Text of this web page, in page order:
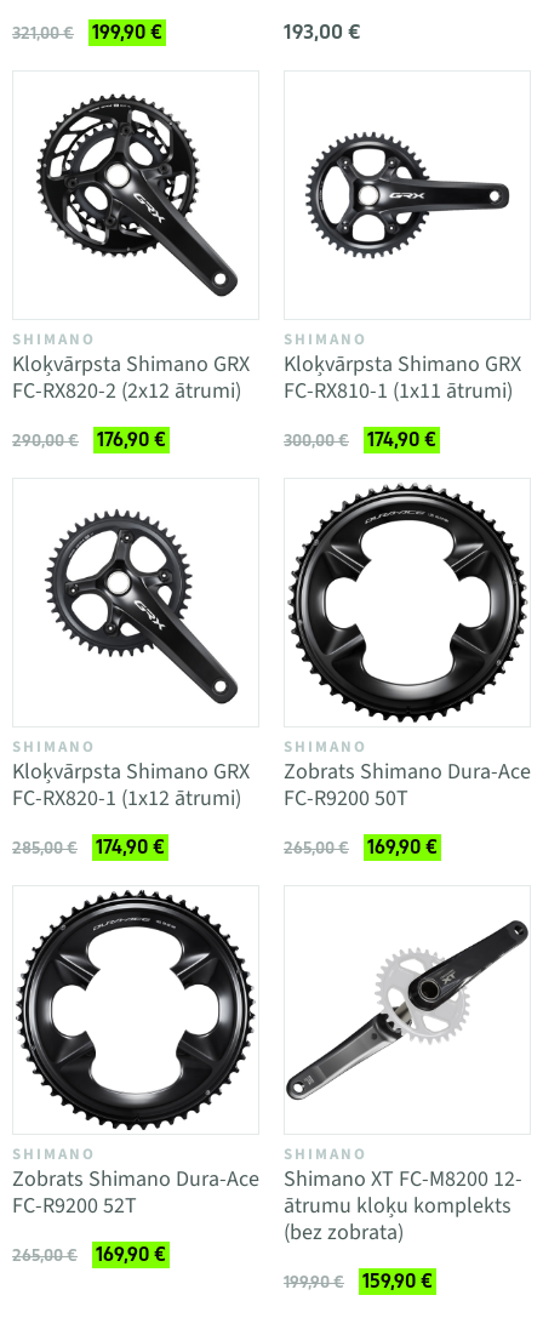
321,00 € 199,90 € 193,00 €
SHIMANO
Kloķvārpsta Shimano GRX
FC-RX820-2 (2x12 ātrumi)
290,00 € 176,90 €
SHIMANO
Kloķvārpsta Shimano GRX
FC-RX810-1 (1x11 ātrumi)
300,00 € 174,90 €
SHIMANO
Kloķvārpsta Shimano GRX
FC-RX820-1 (1x12 ātrumi)
285,00 € 174,90 €
SHIMANO
Zobrats Shimano Dura-Ace
FC-R9200 50T
265,00 € 169,90 €
SHIMANO
Zobrats Shimano Dura-Ace
FC-R9200 52T
265,00 € 169,90 €
SHIMANO
Shimano XT FC-M8200 12-
ātrumu kloķu komplekts
(bez zobrata)
199,90 € 159,90 €